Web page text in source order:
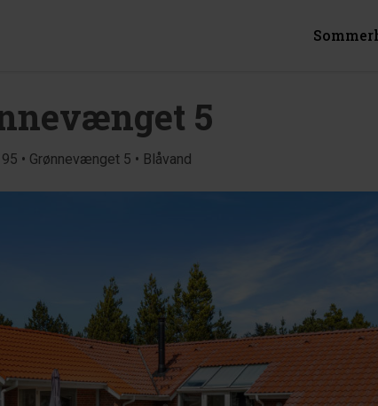
5
• Grønnevænget 5 • Blåvand